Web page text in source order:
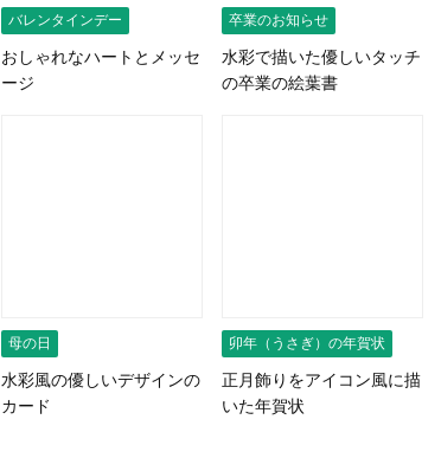
バレンタインデー
おしゃれなハートとメッセ
ージ
卒業のお知らせ
水彩で描いた優しいタッチ
の卒業の絵葉書
母の日
水彩風の優しいデザインの
カード
卯年（うさぎ）の年賀状
正月飾りをアイコン風に描
いた年賀状